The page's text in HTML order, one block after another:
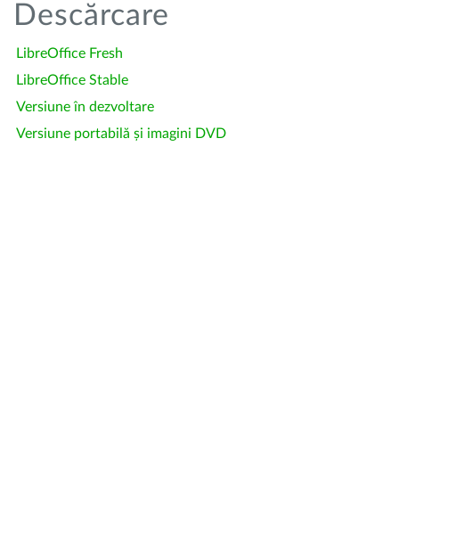
Descărcare
LibreOffice Fresh
LibreOffice Stable
Versiune în dezvoltare
Versiune portabilă și imagini DVD